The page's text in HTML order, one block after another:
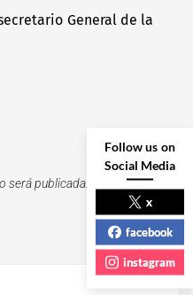
General de la
será publicada.
Los campos
Follow us on
Social Media
x
facebook
instagram